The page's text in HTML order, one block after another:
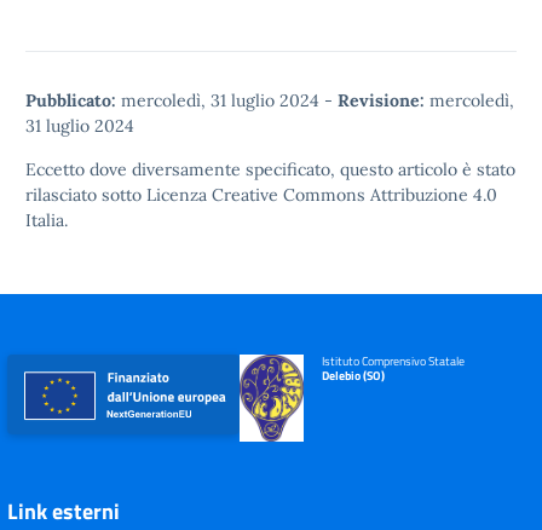
Pubblicato: mercoledì, 31 luglio 2024 - Revisione: mercoledì,
31 luglio 2024
Eccetto dove diversamente specificato, questo articolo è stato
rilasciato sotto Licenza Creative Commons Attribuzione 4.0
Italia.
Istituto Comprensivo Statale
Delebio (SO)
Link esterni